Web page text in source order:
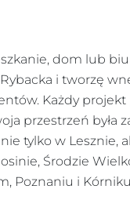
dom lub
i tworzę
Każdy
przestrzeń była
tylko w Lesznie,
Środzie
Poznaniu i